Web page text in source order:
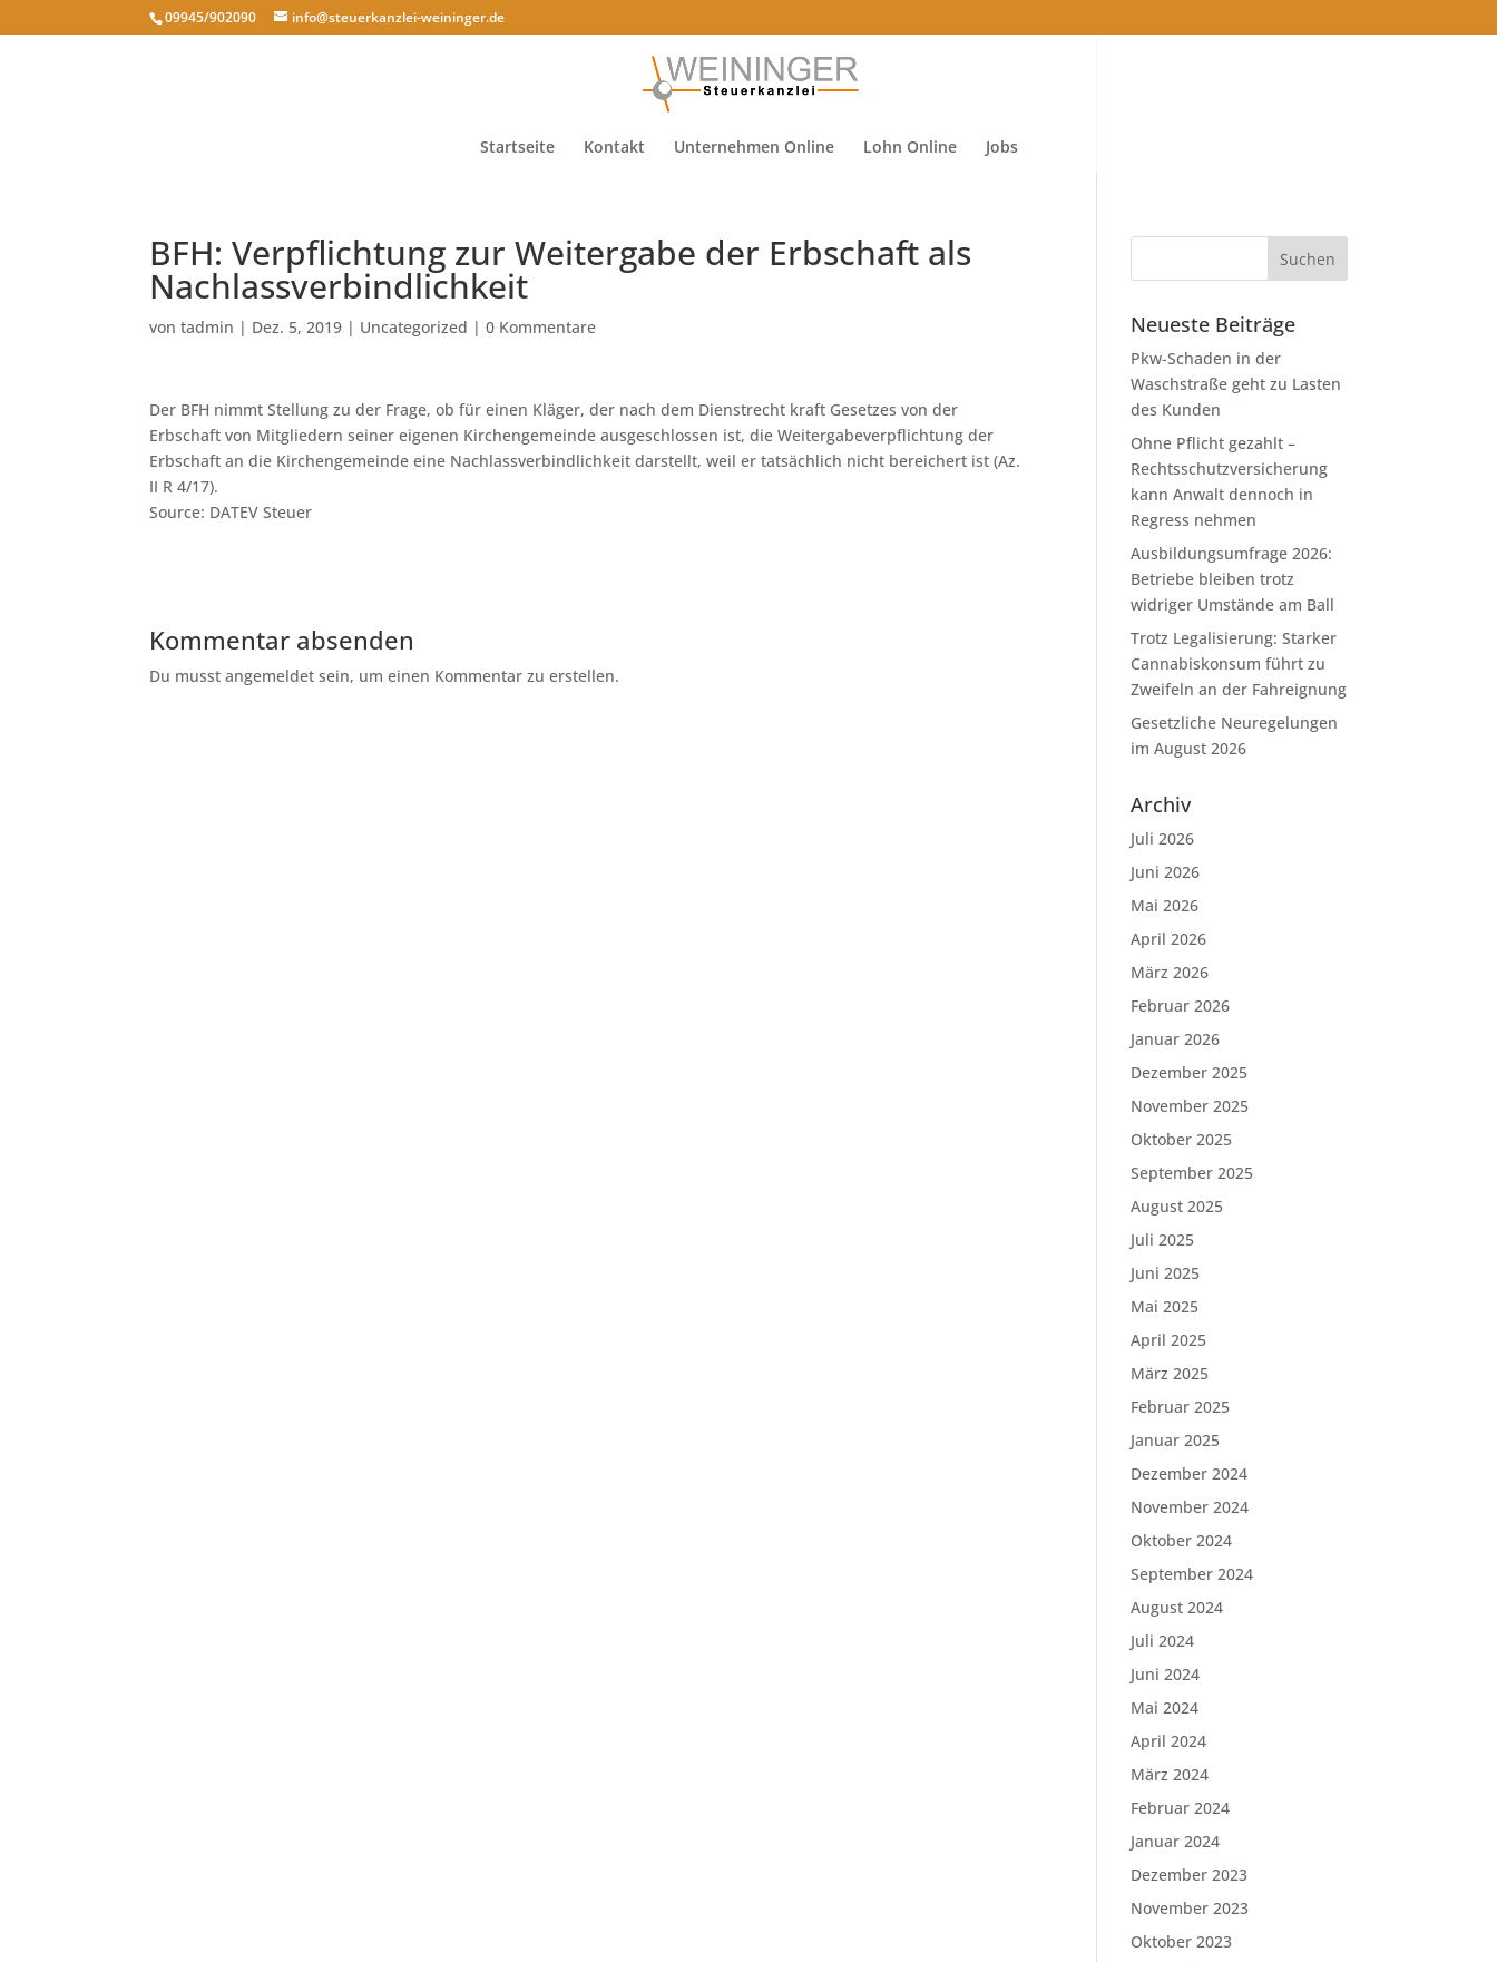
09945/902090 info@steuerkanzlei-weininger.de
Startseite Kontakt Unternehmen Online Lohn Online Jobs
BFH: Verpflichtung zur Weitergabe der Erbschaft als
Nachlassverbindlichkeit
vontadmin | Dez. 5, 2019 | Uncategorized |0 Kommentare
Der BFH nimmt Stellung zu der Frage, ob für einen Kläger, der nach dem Dienstrecht kraft Gesetzes von der
Erbschaft von Mitgliedern seiner eigenen Kirchengemeinde ausgeschlossen ist, die Weitergabeverpflichtung der
Erbschaft an die Kirchengemeinde eine Nachlassverbindlichkeit darstellt, weil er tatsächlich nicht bereichert ist (Az.
II R 4/17).
Source: DATEV Steuer
Kommentar absenden
Du musst angemeldet sein, um einen Kommentar zu erstellen.
Neueste Beiträge
Pkw-Schaden in der
Waschstraße geht zu Lasten
des Kunden
Ohne Pflicht gezahlt –
Rechtsschutzversicherung
kann Anwalt dennoch in
Regress nehmen
Ausbildungsumfrage 2026:
Betriebe bleiben trotz
widriger Umstände am Ball
Trotz Legalisierung: Starker
Cannabiskonsum führt zu
Zweifeln an der Fahreignung
Gesetzliche Neuregelungen
im August 2026
Archiv
Juli 2026
Juni 2026
Mai 2026
April 2026
März 2026
Februar 2026
Januar 2026
Dezember 2025
November 2025
Oktober 2025
September 2025
August 2025
Juli 2025
Juni 2025
Mai 2025
April 2025
März 2025
Februar 2025
Januar 2025
Dezember 2024
November 2024
Oktober 2024
September 2024
August 2024
Juli 2024
Juni 2024
Mai 2024
April 2024
März 2024
Februar 2024
Januar 2024
Dezember 2023
November 2023
Oktober 2023